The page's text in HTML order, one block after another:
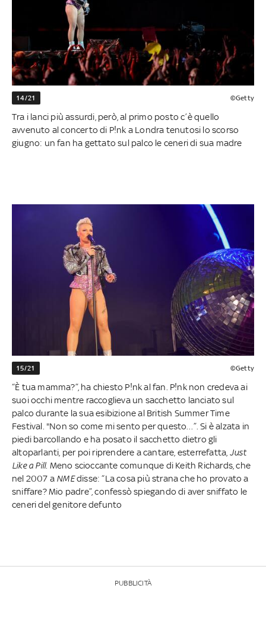
14/21 ©Getty
Tra i lanci più assurdi, però, al primo posto c’è quello
avvenuto al concerto di P!nk a Londra tenutosi lo scorso
giugno: un fan ha gettato sul palco le ceneri di sua madre
15/21 ©Getty
“È tua mamma?”, ha chiesto P!nk al fan. P!nk non credeva ai
suoi occhi mentre raccoglieva un sacchetto lanciato sul
palco durante la sua esibizione al British Summer Time
Festival. "Non so come mi sento per questo…”. Si è alzata in
piedi barcollando e ha posato il sacchetto dietro gli
altoparlanti, per poi riprendere a cantare, esterrefatta, Just
Like a Pill. Meno scioccante comunque di Keith Richards, che
nel 2007 a NMEdisse: “La cosa più strana che ho provato a
sniffare? Mio padre”, confessò spiegando di aver sniffato le
ceneri del genitore defunto
PUBBLICITÀ